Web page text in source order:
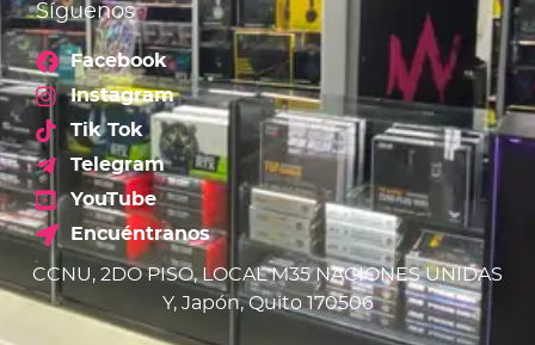
Síguenos
Facebook
Instagram
Tik Tok
Telegram
YouTube
Encuéntranos
CCNU, 2DO PISO, LOCAL M35 NACIONES UNIDAS
Y, Japón, Quito 170506